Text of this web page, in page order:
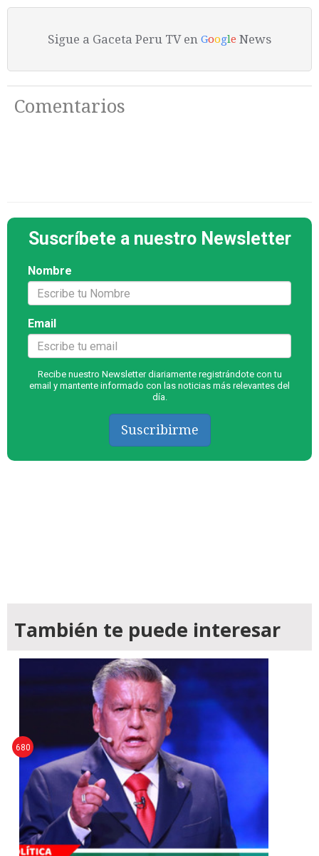
Sigue a Gaceta Peru TV en Google News
Comentarios
Suscríbete a nuestro Newsletter
Nombre
Email
Recibe nuestro Newsletter diariamente registrándote con tu
email y mantente informado con las noticias más relevantes del
día.
Suscribirme
También te puede interesar
680